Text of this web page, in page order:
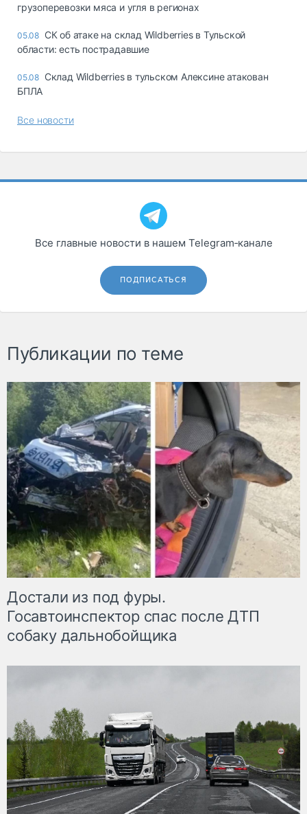
грузоперевозки мяса и угля в регионах
05.08 СК об атаке на склад Wildberries в Тульской
области: есть пострадавшие
05.08 Склад Wildberries в тульском Алексине атакован
БПЛА
Все новости
Все главные новости в нашем Telegram‑канале
ПОДПИСАТЬСЯ
Публикации по теме
Достали из под фуры.
Госавтоинспектор спас после ДТП
собаку дальнобойщика